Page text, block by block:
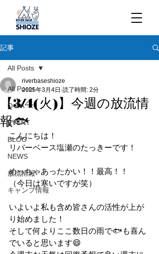
記事
All Posts
Q＆A
EVENT
BLOG
NEWS
放流情報
キャンプ情報
All Posts
【3/4(火)】今週の放流情
報🐟
riverbaseshioze
2025年3月4日 読了時間: 2分
こんにちは！
リバーベース塩瀬のたっきーです！
めっちゃあったかい！！最高！！
（今日は寒いですが笑）
いよいよ私も含め皆さんの活性が上が
り始めました！
そして何よりここ数日の雨で🐟も喜ん
でいると思います😄